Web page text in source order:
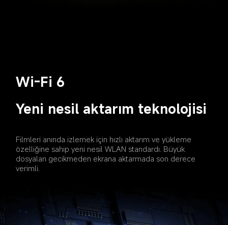
Wi-Fi 6
Yeni nesil aktarım teknolojisi
Filmleri anında izlemek için hızlı aktarım ve yükleme
özelliğine sahip yeni nesil WLAN standardı. Büyük
dosyaları gecikmeden ekrana aktarmada son derece
verimli.